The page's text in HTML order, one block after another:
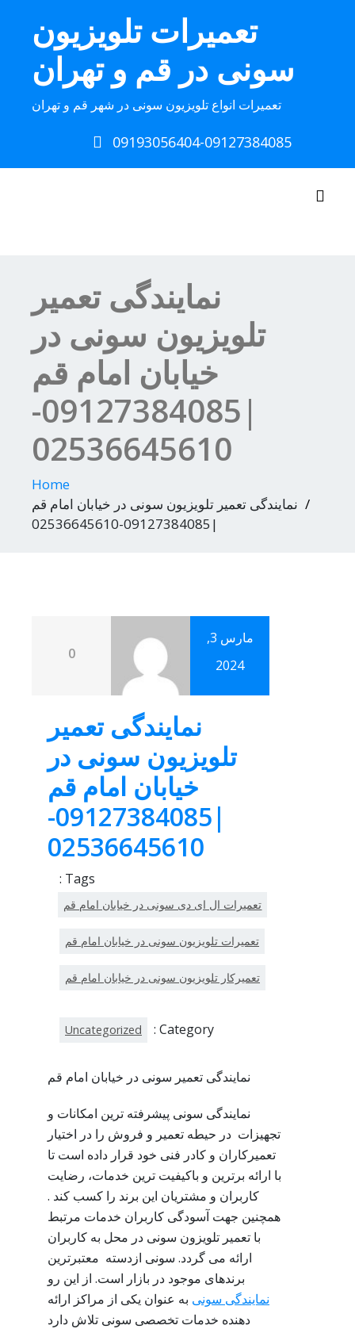
تعمیرات تلویزیون
سونی در قم و تهران
تعمیرات انواع تلویزیون سونی در شهر قم و تهران
09193056404-09127384085
Toggle navigation
نمایندگی تعمیر
تلویزیون سونی در
خیابان امام قم
|09127384085-
02536645610
Home
نمایندگی تعمیر تلویزیون سونی در خیابان امام قم
|09127384085-02536645610
مارس 3,
2024
0
نمایندگی تعمیر
تلویزیون سونی در
خیابان امام قم
|09127384085-
02536645610
Tags :
تعمیرات ال ای دی سونی در خیابان امام قم
تعمیرات تلویزیون سونی در خیابان امام قم
تعمیرکار تلویزیون سونی در خیابان امام قم
Category :
Uncategorized
نمایندگی تعمیر سونی در خیابان امام قم
نمایندگی‌ سونی پیشرفته ‌ترین امکانات و
تجهیزات در حیطه تعمیر و فروش را در اختیار
تعمیرکاران و کادر فنی خود قرار داده است تا
با ارائه برترین و باکیفیت‌ ترین خدمات، رضایت
کاربران و مشتریان این برند را کسب کند .
همچنین جهت آسودگی کاربران خدمات مرتبط
با تعمیر تلویزون سونی در محل به کاربران
ارائه می گردد. سونی ازدسته معتبرترین
برندهای موجود در بازار است. از این رو
نمایندگی سونی به عنوان یکی از مراکز ارائه
دهنده خدمات تخصصی سونی تلاش دارد